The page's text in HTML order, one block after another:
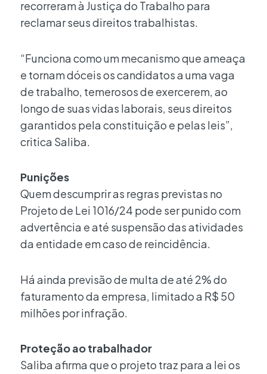
recorreram à Justiça do Trabalho para
reclamar seus direitos trabalhistas.
“Funciona como um mecanismo que ameaça
e tornam dóceis os candidatos a uma vaga
de trabalho, temerosos de exercerem, ao
longo de suas vidas laborais, seus direitos
garantidos pela constituição e pelas leis”,
critica Saliba.
Punições
Quem descumprir as regras previstas no
Projeto de Lei 1016/24 pode ser punido com
advertência e até suspensão das atividades
da entidade em caso de reincidência.
Há ainda previsão de multa de até 2% do
faturamento da empresa, limitado a R$ 50
milhões por infração.
Proteção ao trabalhador
Saliba afirma que o projeto traz para a lei os